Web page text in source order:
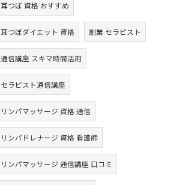
耳つぼ 資格 おすすめ
耳つぼダイエット 資格 副業 セラピスト
通信講座 スキマ時間活用
セラピスト通信講座
リンパマッサージ 資格 通信
リンパドレナージ 資格 看護師
リンパマッサージ 通信講座 口コミ